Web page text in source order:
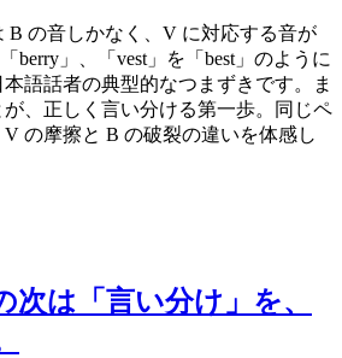
B の音しかなく、V に対応する音が
berry」、「vest」を「best」のように
語話者の典型的なつまずきです。ま
、正しく言い分ける第一歩。同じペ
の摩擦と B の破裂の違いを体感し
次は「言い分け」を、